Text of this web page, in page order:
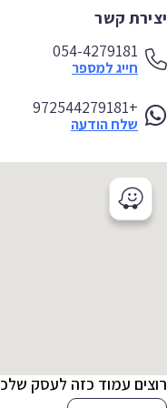
קשר
054-4279181
חייג למספר
+972544279181
שלח הודעה
עמוד כזה לעסק שלכם?